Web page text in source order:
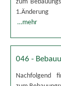
zum
1.Änderung
…mehr
046 -
Nachfolgend